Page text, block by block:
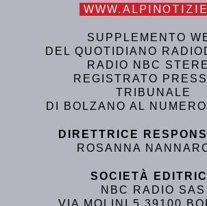
SUPPLEMENTO
DEL QUOTIDIANO
RADIO NBC
REGISTRATO
TRIBUNALE
DI BOLZANO AL
DIRETTRICE
ROSANNA
SOCIETÀ
NBC RADIO SAS
VIA MOLINI 5 39100